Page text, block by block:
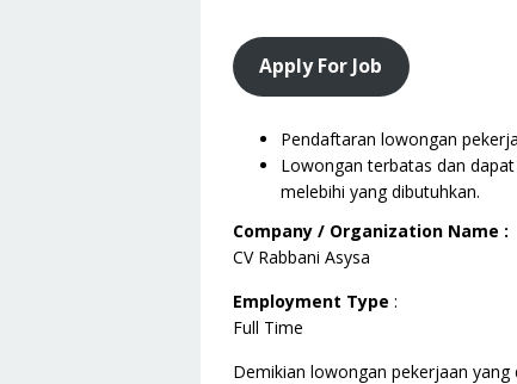
Apply For Job
Pendaftaran lowongan
Lowongan terbatas dan
melebihi yang dibutuhkan.
Company / Organization Name :
CV Rabbani Asysa
Employment Type :
Full Time
Demikian lowongan pekerjaan